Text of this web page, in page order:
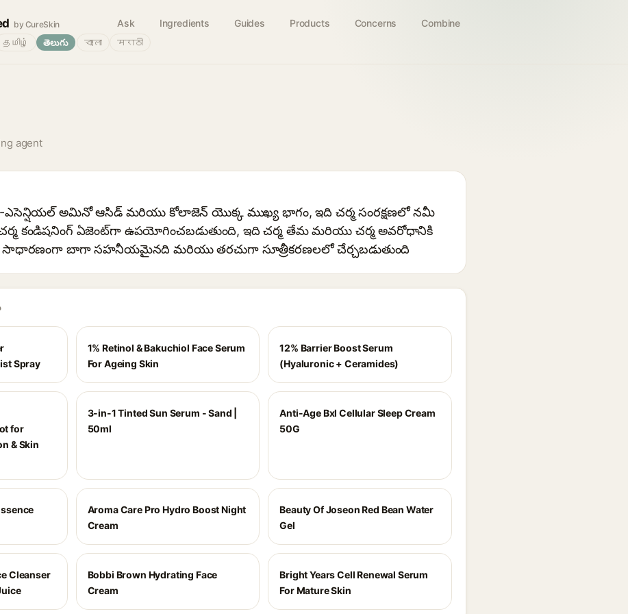
by CureSkin Ask Ingredients Guides Products Concerns Combine
தமிழ் తెలుగు বাংলা मराठी
agent
ఎసెన్షియల్ అమినో ఆసిడ్ మరియు కోలాజెన్ యొక్క ముఖ్య భాగం, ఇది చర్మ సంరక్షణలో నమీ
కండిషనింగ్ ఏజెంట్‌గా ఉపయోగించబడుతుంది, ఇది చర్మ తేమ మరియు చర్మ అవరోధానికి
సాధారణంగా బాగా సహనీయమైనది మరియు తరచుగా సూత్రీకరణలలో చేర్చబడుతుంది
Spray
1% Retinol & Bakuchiol Face Serum
For Ageing Skin
12% Barrier Boost Serum
(Hyaluronic + Ceramides)
for
& Skin
3-in-1 Tinted Sun Serum - Sand |
50ml
Anti-Age Bxl Cellular Sleep Cream
50G
Aroma Care Pro Hydro Boost Night
Cream
Beauty Of Joseon Red Bean Water
Gel
Cleanser
Bobbi Brown Hydrating Face
Cream
Bright Years Cell Renewal Serum
For Mature Skin